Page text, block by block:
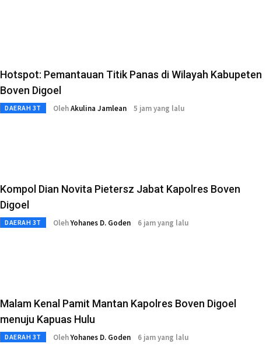
Hotspot: Pemantauan Titik Panas di Wilayah Kabupeten
Boven Digoel
DAERAH 3T OlehAkulina Jamlean 5 jam yang lalu
Kompol Dian Novita Pietersz Jabat Kapolres Boven
Digoel
DAERAH 3T OlehYohanes D. Goden 6 jam yang lalu
Malam Kenal Pamit Mantan Kapolres Boven Digoel
menuju Kapuas Hulu
DAERAH 3T OlehYohanes D. Goden 6 jam yang lalu